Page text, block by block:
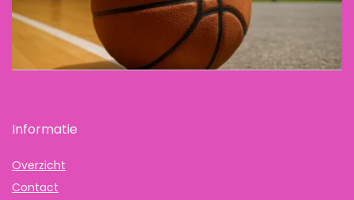
Informatie
Overzicht
Contact